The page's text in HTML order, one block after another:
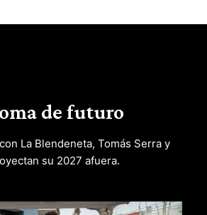
de futuro
La Blendeneta, Tomás Serra y
su 2027 afuera.